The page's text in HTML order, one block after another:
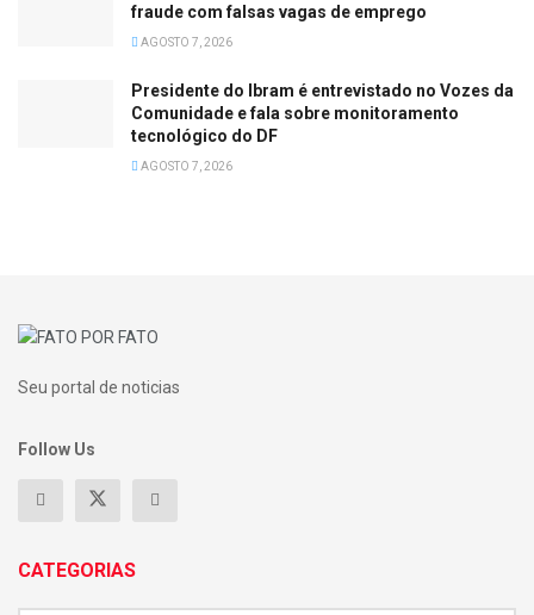
fraude com falsas vagas de emprego
AGOSTO 7, 2026
Presidente do Ibram é entrevistado no Vozes da
Comunidade e fala sobre monitoramento
tecnológico do DF
AGOSTO 7, 2026
Seu portal de noticias
Follow Us
CATEGORIAS